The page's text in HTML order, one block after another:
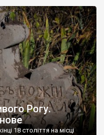
Рогу.
18 століття на місці